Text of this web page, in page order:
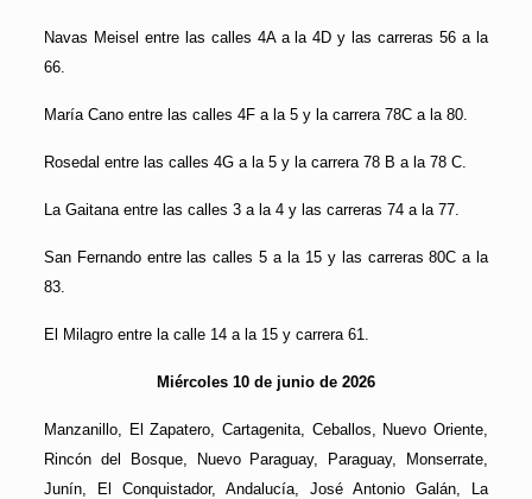
Navas Meisel entre las calles 4A a la 4D y las carreras 56 a la
66.
María Cano entre las calles 4F a la 5 y la carrera 78C a la 80.
Rosedal entre las calles 4G a la 5 y la carrera 78 B a la 78 C.
La Gaitana entre las calles 3 a la 4 y las carreras 74 a la 77.
San Fernando entre las calles 5 a la 15 y las carreras 80C a la
83.
El Milagro entre la calle 14 a la 15 y carrera 61.
Miércoles 10 de junio de 2026
Manzanillo, El Zapatero, Cartagenita, Ceballos, Nuevo Oriente,
Rincón del Bosque, Nuevo Paraguay, Paraguay, Monserrate,
Junín, El Conquistador, Andalucía, José Antonio Galán, La